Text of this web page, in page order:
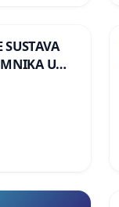
SUSTAVA
U